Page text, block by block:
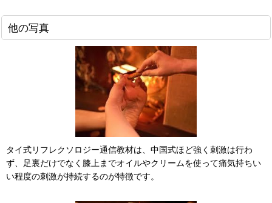
他の写真
タイ式リフレクソロジー通信教材は、中国式ほど強く刺激は行わ
ず、足裏だけでなく膝上までオイルやクリームを使って痛気持ちい
い程度の刺激が持続するのが特徴です。